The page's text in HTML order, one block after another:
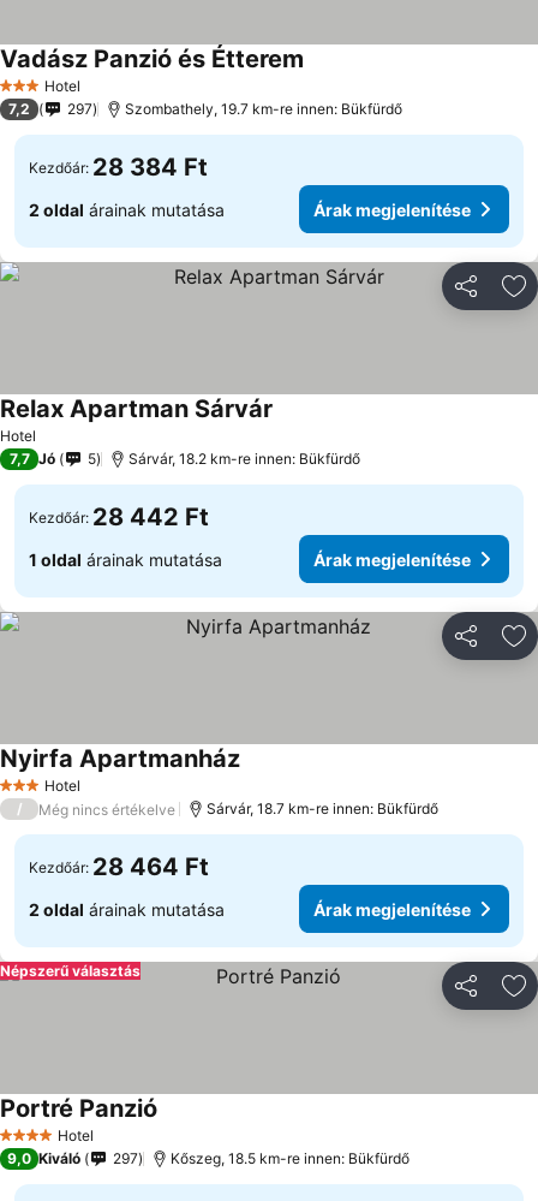
3 Kategória
Hotel
Vadász Panzió és Étterem
7,2 297 Szombathely, 19.7 km-re innen: Bükfürdő
Kezdőár: 28 384 Ft
2 oldal árainak mutatása Árak megjelenítése
Hotel
Relax Apartman Sárvár
7,7 Jó 5 Sárvár, 18.2 km-re innen: Bükfürdő
Kezdőár: 28 442 Ft
1 oldal árainak mutatása Árak megjelenítése
3 Kategória
Hotel
Nyirfa Apartmanház
/ Még nincs értékelve Sárvár, 18.7 km-re innen: Bükfürdő
Kezdőár: 28 464 Ft
2 oldal árainak mutatása Árak megjelenítése
Népszerű választás
4 KategóriaHotel
Portré Panzió
9,0 Kiváló 297 Kőszeg, 18.5 km-re innen: Bükfürdő